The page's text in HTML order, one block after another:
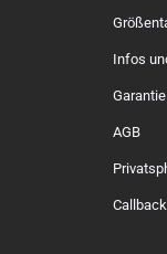
Infos
AGB